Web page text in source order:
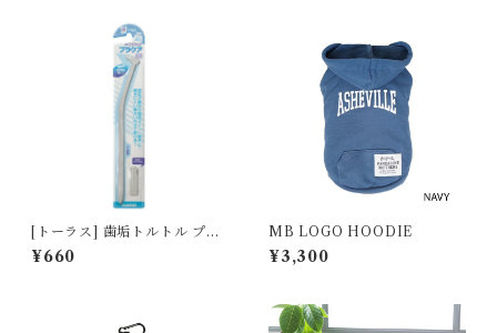
[トーラス] 歯垢トルトル プラ
ケア 1本
¥660
MB LOGO HOODIE
¥3,300